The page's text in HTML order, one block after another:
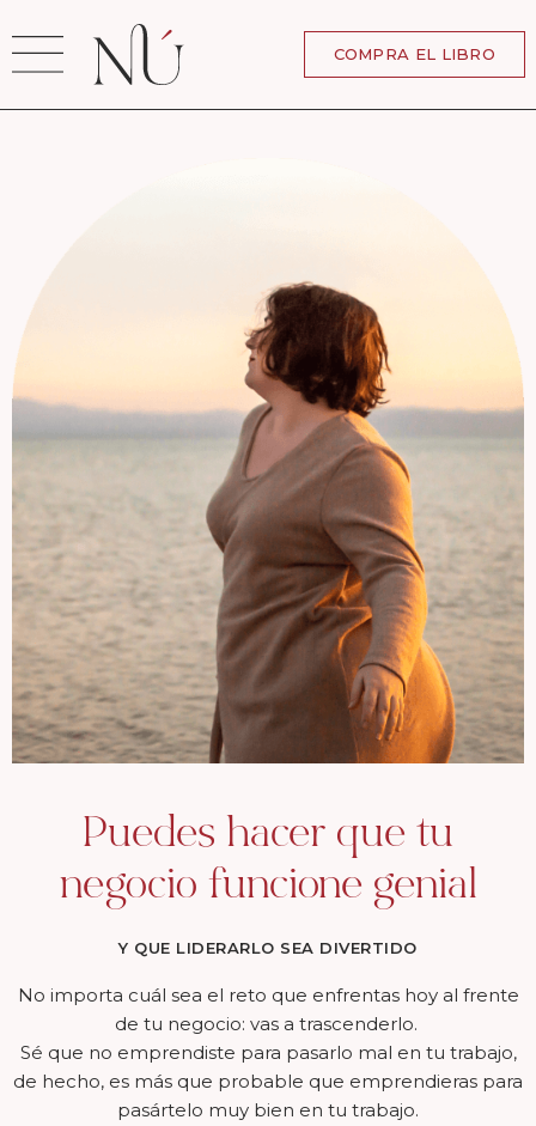
contenido
COMPRA EL LIBRO
Puedes hacer que tu
negocio funcione genial
Y QUE LIDERARLO SEA DIVERTIDO
No importa cuál sea el reto que enfrentas hoy al frente
de tu negocio: vas a trascenderlo.
Sé que no emprendiste para pasarlo mal en tu trabajo,
de hecho, es más que probable que emprendieras para
pasártelo muy bien en tu trabajo.